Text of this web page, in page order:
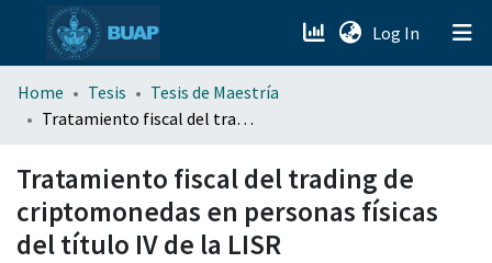
Log In (current)
menu.section.about_menu
Home Tesis
Tesis de Maestría
Tratamiento fiscal del trading de criptomonedas en personas físicas del título IV de la LISR
Tratamiento fiscal del trading de
criptomonedas en personas físicas
del título IV de la LISR